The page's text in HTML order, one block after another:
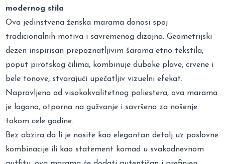
modernog stila
Ova jedinstvena ženska marama donosi spoj
tradicionalnih motiva i savremenog dizajna. Geometrijski
dezen inspirisan prepoznatljivim šarama etno tekstila,
poput pirotskog ćilima, kombinuje duboke plave, crvene i
bele tonove, stvarajući upečatljiv vizuelni efekat.
Napravljena od visokokvalitetnog poliestera, ova marama
je lagana, otporna na gužvanje i savršena za nošenje
tokom cele godine.
Bez obzira da li je nosite kao elegantan detalj uz poslovne
kombinacije ili kao statement komad u svakodnevnom